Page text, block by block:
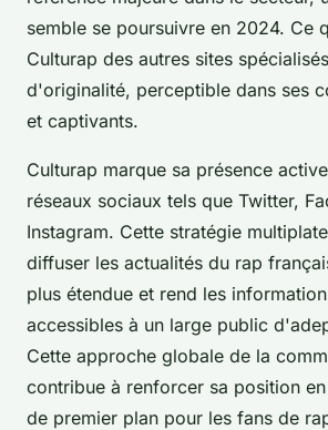
semble se poursuivre en 2024. Ce
Culturap des autres sites
d'originalité, perceptible dans ses
et captivants.
Culturap marque sa présence
réseaux sociaux tels que Twitter,
Instagram. Cette stratégie
diffuser les actualités du rap
plus étendue et rend les
accessibles à un large public
Cette approche globale de la
contribue à renforcer sa position
de premier plan pour les fans de